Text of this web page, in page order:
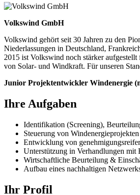
Volkswind GmbH
Volkswind gehört seit 30 Jahren zu den
Niederlassungen in Deutschland,
2015 ist Volkswind noch stärker
von Solar- und Windkraft. Für unseren
Junior Projektentwickler Windenergie
Ihre Aufgaben
Identifikation (Screening),
Steuerung von
Entwicklung von
Unterstützung in Verhandlungen mit
Wirtschaftliche Beurteilung &
Aufbau eines nachhaltigen
Ihr Profil